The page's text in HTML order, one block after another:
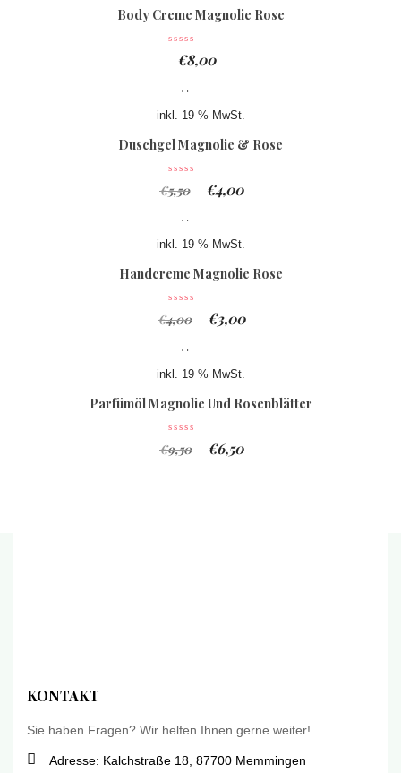
Body Creme Magnolie Rose
€8,00
inkl. 19 % MwSt.
Duschgel Magnolie & Rose
€5,50 €4,00
inkl. 19 % MwSt.
Handcreme Magnolie Rose
€4,00 €3,00
inkl. 19 % MwSt.
Parfümöl Magnolie Und Rosenblätter
€9,50 €6,50
KONTAKT
Sie haben Fragen? Wir helfen Ihnen gerne weiter!
Adresse: Kalchstraße 18, 87700 Memmingen